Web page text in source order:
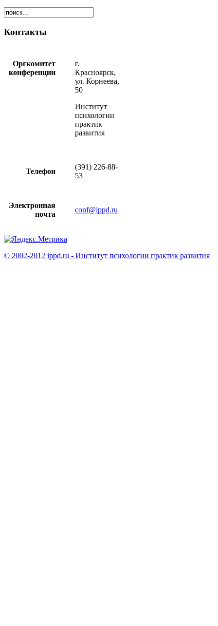
Контакты
Оргкомитет
конференции
г.
Красноярск,
ул. Корнеева,
50
Институт
психологии
практик
развития
Телефон
(391) 226-88-
53
Электронная
почта
conf@ippd.ru
© 2002-2012 ippd.ru - Институт психологии практик развития